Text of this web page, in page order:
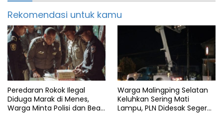
Rekomendasi untuk kamu
Peredaran Rokok Ilegal
Diduga Marak di Menes,
Warga Minta Polisi dan Bea
Warga Malingping Selatan
Keluhkan Sering Mati
Lampu, PLN Didesak Segera